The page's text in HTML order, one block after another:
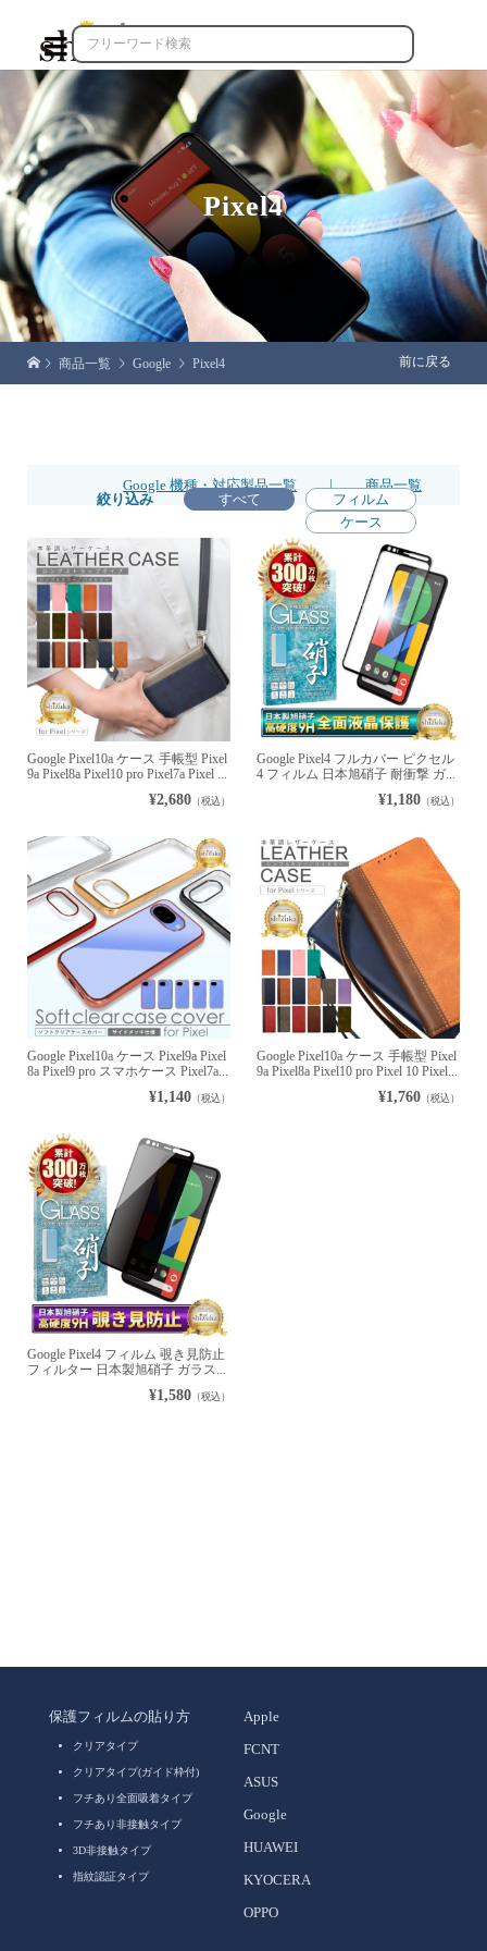

Pixel4
商品一覧 Google Pixel4 前に戻る
Google 機種・対応製品一覧 |
商品一覧
絞り込み
すべて
フィルム
ケース
Google Pixel10a ケース 手帳型 Pixel
9a Pixel8a Pixel10 pro Pixel7a Pixel ...
¥2,680（税込）
Google Pixel4 フルカバー ピクセル
4 フィルム 日本旭硝子 耐衝撃 ガ...
¥1,180 （税込）
Google Pixel10a ケース Pixel9a Pixel
8a Pixel9 pro スマホケース Pixel7a...
¥1,140（税込）
Google Pixel10a ケース 手帳型 Pixel
9a Pixel8a Pixel10 pro Pixel 10 Pixel...
¥1,760 （税込）
Google Pixel4 フィルム 覗き見防止
フィルター 日本製旭硝子 ガラス...
¥1,580（税込）
保護フィルムの貼り方
クリアタイプ
クリアタイプ(ガイド枠付)
フチあり全面吸着タイプ
フチあり非接触タイプ
3D非接触タイプ
指紋認証タイプ
Apple
FCNT
ASUS
Google
HUAWEI
KYOCERA
OPPO